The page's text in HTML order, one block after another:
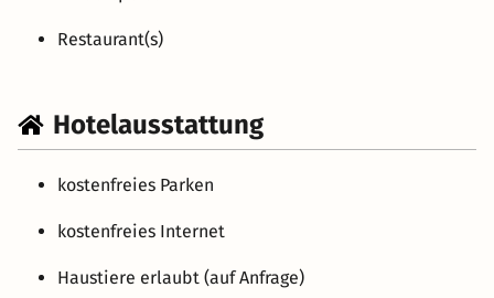
Restaurant(s)
Hotelausstattung
kostenfreies Parken
kostenfreies Internet
Haustiere erlaubt (auf Anfrage)